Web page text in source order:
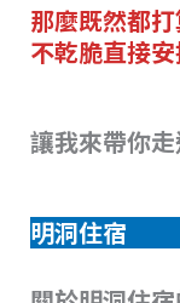
那麼既然都
不乾脆直接
讓我來帶你
明洞住宿